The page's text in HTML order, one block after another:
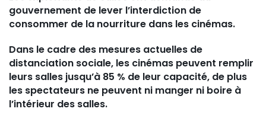
gouvernement de lever l’interdiction de
consommer de la nourriture dans les cinémas.
Dans le cadre des mesures actuelles de
distanciation sociale, les cinémas peuvent remplir
leurs salles jusqu’à 85 % de leur capacité, de plus
les spectateurs ne peuvent ni manger ni boire à
l’intérieur des salles.